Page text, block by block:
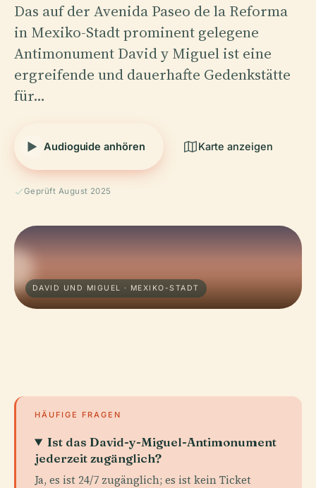
Das auf der Avenida Paseo de la Reforma
in Mexiko-Stadt prominent gelegene
Antimonument David y Miguel ist eine
ergreifende und dauerhafte Gedenkstätte
für…
Audioguide anhören Karte anzeigen
Geprüft August 2025
DAVID UND MIGUEL · MEXIKO-STADT
HÄUFIGE FRAGEN
Ist das David-y-Miguel-Antimonument
jederzeit zugänglich?
Ja, es ist 24/7 zugänglich; es ist kein Ticket